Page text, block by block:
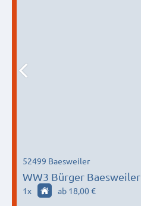
WW3 Bürger
7 Betten
52499 Baesweiler
1x ab 18,00 €